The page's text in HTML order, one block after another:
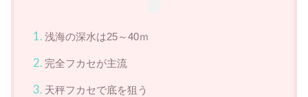
浅海の深水は25～40ｍ
完全フカセが主流
天秤フカセで底を狙う